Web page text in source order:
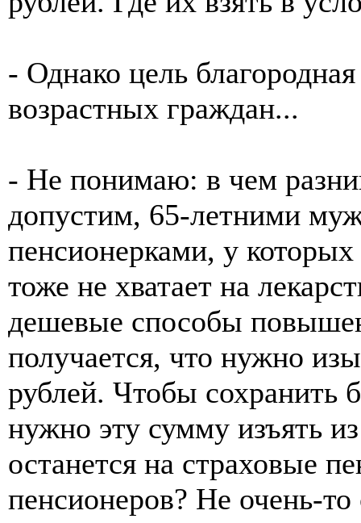
- Однако цель
возрастных граждан...
- Не понимаю: в чем
допустим, 65-летними
пенсионерками, у
тоже не хватает на
дешевые способы
получается, что нужно
рублей. Чтобы сохранить
нужно эту сумму изъять
останется на страховые
пенсионеров? Не очень-